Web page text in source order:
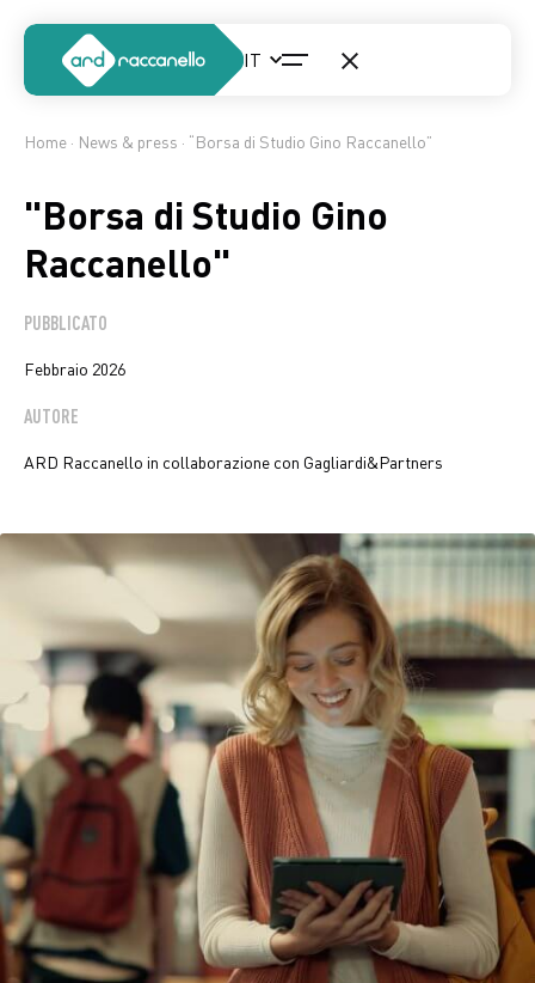
Home · News & press · “Borsa di Studio Gino Raccanello”
"Borsa di Studio Gino
Raccanello"
PUBBLICATO
Febbraio 2026
AUTORE
ARD Raccanello in collaborazione con Gagliardi&Partners